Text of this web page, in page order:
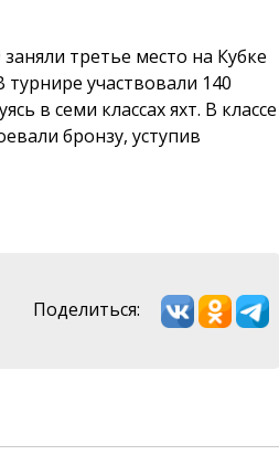
третье место на Кубке
участвовали 140
в семи классах яхт. В классе
бронзу, уступив
Поделиться: